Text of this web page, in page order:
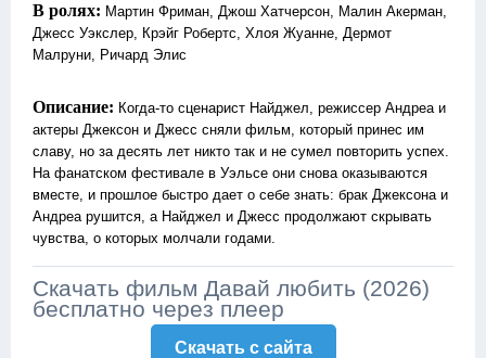
В ролях: Мартин Фриман, Джош Хатчерсон, Малин Акерман,
Джесс Уэкслер, Крэйг Робертс, Хлоя Жуанне, Дермот
Малруни, Ричард Элис
Описание: Когда-то сценарист Найджел, режиссер Андреа и
актеры Джексон и Джесс сняли фильм, который принес им
славу, но за десять лет никто так и не сумел повторить успех.
На фанатском фестивале в Уэльсе они снова оказываются
вместе, и прошлое быстро дает о себе знать: брак Джексона и
Андреа рушится, а Найджел и Джесс продолжают скрывать
чувства, о которых молчали годами.
Скачать фильм Давай любить (2026)
бесплатно через плеер
Скачать c сайта